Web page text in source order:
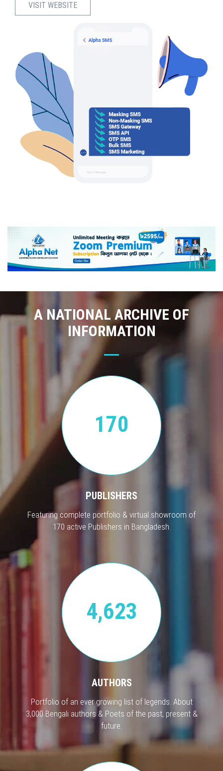
VISIT WEBSITE
A NATIONAL ARCHIVE OF
INFORMATION
170
PUBLISHERS
Featuring complete portfolio & virtual showroom of
170 active Publishers in Bangladesh.
4,623
AUTHORS
Portfolio of an ever growing list of legends. About
3,000 Bengali authors & Poets of the past, present &
future.